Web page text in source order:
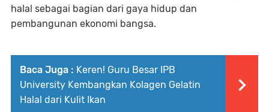
halal sebagai bagian dari gaya hidup dan
pembangunan ekonomi bangsa.
Baca Juga : Keren! Guru Besar IPB
University Kembangkan Kolagen Gelatin
Halal dari Kulit Ikan